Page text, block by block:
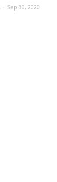
- Sep 30, 2020